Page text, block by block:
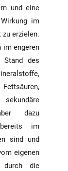
und eine
im
erzielen.
im engeren
Stand des
dazu
im
sind und
eigenen
durch die